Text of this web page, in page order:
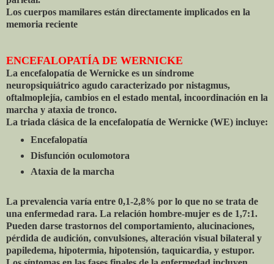
Los cuerpos mamilares están directamente implicados en la
memoria reciente
ENCEFALOPATÍA DE WERNICKE
La encefalopatía de Wernicke es un síndrome
neuropsiquiátrico agudo caracterizado por nistagmus,
oftalmoplejía, cambios en el estado mental, incoordinación en la
marcha y ataxia de tronco.
La triada clásica de la encefalopatía de Wernicke (WE) incluye:
Encefalopatía
Disfunción oculomotora
Ataxia de la marcha
La prevalencia varía entre 0,1-2,8% por lo que no se trata de
una enfermedad rara. La relación hombre-mujer es de 1,7:1.
Pueden darse trastornos del comportamiento, alucinaciones,
pérdida de audición, convulsiones, alteración visual bilateral y
papiledema, hipotermia, hipotensión, taquicardia, y estupor.